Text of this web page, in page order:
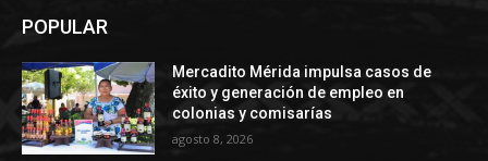
POPULAR
Mercadito Mérida impulsa casos de
éxito y generación de empleo en
colonias y comisarías
agosto 8, 2026